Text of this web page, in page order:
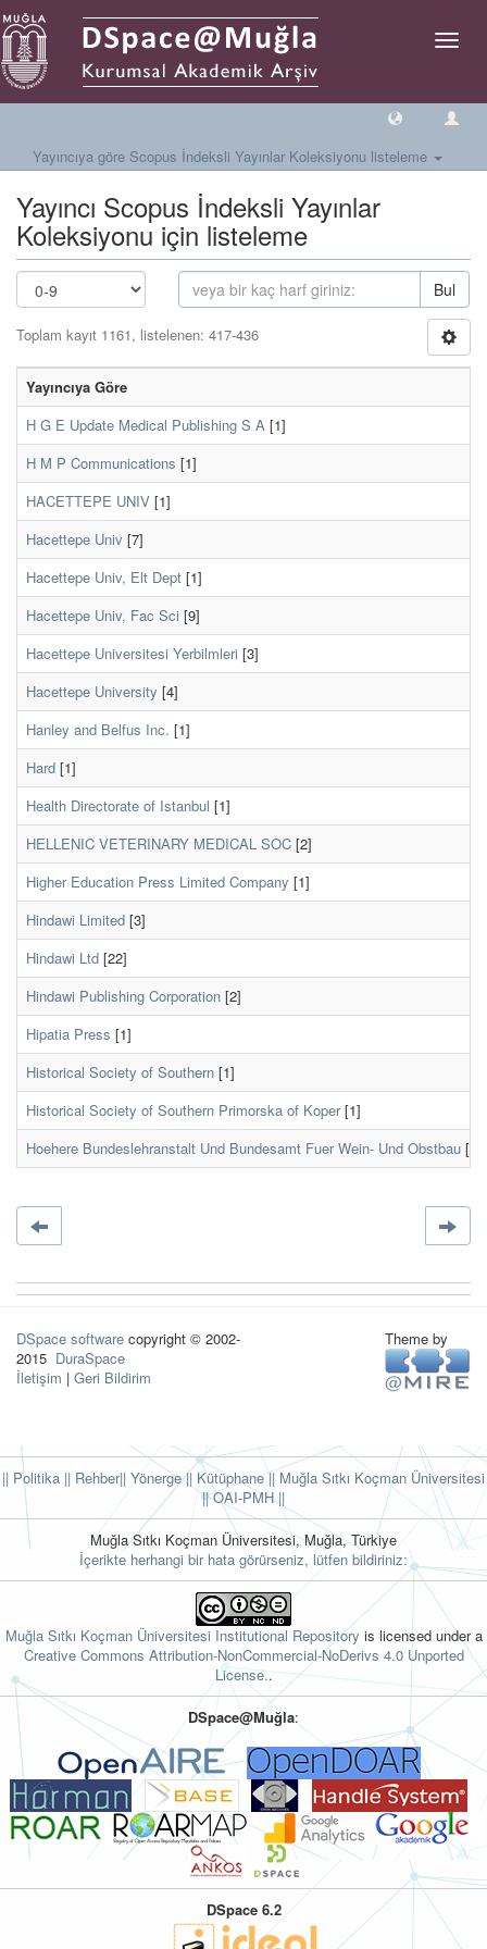
Geçiş
Yayıncıya göre Scopus İndeksli Yayınlar Koleksiyonu listeleme
Yayıncı Scopus İndeksli Yayınlar
Koleksiyonu için listeleme
Bul
Toplam kayıt 1161, listelenen: 417-436
Yayıncıya Göre
H G E Update Medical Publishing S A [1]
H M P Communications [1]
HACETTEPE UNIV [1]
Hacettepe Univ [7]
Hacettepe Univ, Elt Dept [1]
Hacettepe Univ, Fac Sci [9]
Hacettepe Universitesi Yerbilmleri [3]
Hacettepe University [4]
Hanley and Belfus Inc. [1]
Hard [1]
Health Directorate of Istanbul [1]
HELLENIC VETERINARY MEDICAL SOC [2]
Higher Education Press Limited Company [1]
Hindawi Limited [3]
Hindawi Ltd [22]
Hindawi Publishing Corporation [2]
Hipatia Press [1]
Historical Society of Southern [1]
Historical Society of Southern Primorska of Koper[1]
Hoehere Bundeslehranstalt Und Bundesamt Fuer Wein- Und Obstbau [1]
DSpace software copyright © 2002-
2015 DuraSpace
İletişim | Geri Bildirim
Theme by
|| Politika || Rehber|| Yönerge|| Kütüphane|| Muğla Sıtkı Koçman Üniversitesi
||OAI-PMH ||
Muğla Sıtkı Koçman Üniversitesi, Muğla, Türkiye
İçerikte herhangi bir hata görürseniz, lütfen bildiriniz:
Muğla Sıtkı Koçman Üniversitesi Institutional Repository is licensed under a
Creative Commons Attribution-NonCommercial-NoDerivs 4.0 Unported
License..
DSpace@Muğla:
DSpace 6.2